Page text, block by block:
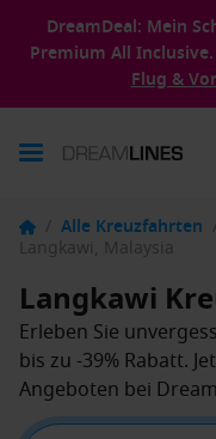
DreamDeal: Mein
Premium All Inclusive.
Flug &
/ Alle Kreuzfahrten /
Langkawi, Malaysia
Langkawi
Erleben Sie
bis zu -39% Rabatt.
Angeboten bei